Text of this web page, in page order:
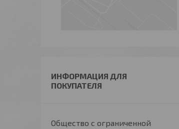
ИНФОРМАЦИЯ ДЛЯ
ПОКУПАТЕЛЯ
Общество с ограниченной